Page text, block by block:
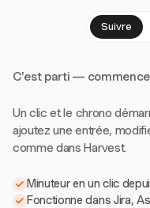
Suivre
C'est parti —
Un clic et le chrono
ajoutez une entrée,
comme dans Harvest.
Minuteur en un clic
Fonctionne dans Jira,